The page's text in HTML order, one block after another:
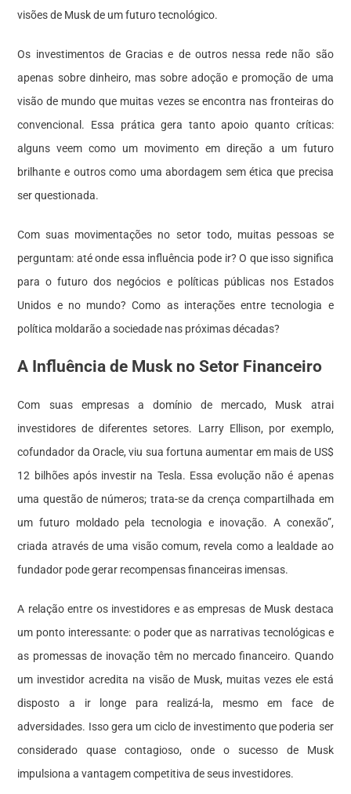
visões de Musk de um futuro tecnológico.
Os investimentos de Gracias e de outros nessa rede não são
apenas sobre dinheiro, mas sobre adoção e promoção de uma
visão de mundo que muitas vezes se encontra nas fronteiras do
convencional. Essa prática gera tanto apoio quanto críticas:
alguns veem como um movimento em direção a um futuro
brilhante e outros como uma abordagem sem ética que precisa
ser questionada.
Com suas movimentações no setor todo, muitas pessoas se
perguntam: até onde essa influência pode ir? O que isso significa
para o futuro dos negócios e políticas públicas nos Estados
Unidos e no mundo? Como as interações entre tecnologia e
política moldarão a sociedade nas próximas décadas?
A Influência de Musk no Setor Financeiro
Com suas empresas a domínio de mercado, Musk atrai
investidores de diferentes setores. Larry Ellison, por exemplo,
cofundador da Oracle, viu sua fortuna aumentar em mais de US$
12 bilhões após investir na Tesla. Essa evolução não é apenas
uma questão de números; trata-se da crença compartilhada em
um futuro moldado pela tecnologia e inovação. A conexão”,
criada através de uma visão comum, revela como a lealdade ao
fundador pode gerar recompensas financeiras imensas.
A relação entre os investidores e as empresas de Musk destaca
um ponto interessante: o poder que as narrativas tecnológicas e
as promessas de inovação têm no mercado financeiro. Quando
um investidor acredita na visão de Musk, muitas vezes ele está
disposto a ir longe para realizá-la, mesmo em face de
adversidades. Isso gera um ciclo de investimento que poderia ser
considerado quase contagioso, onde o sucesso de Musk
impulsiona a vantagem competitiva de seus investidores.